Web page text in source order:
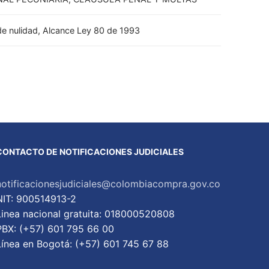
nulidad, Alcance Ley 80 de 1993
DE NOTIFICACIONES JUDICIALES
900514913-2
nacional gratuita: 018000520808
(+57) 601 795 66 00
en Bogotá: (+57) 601 745 67 88